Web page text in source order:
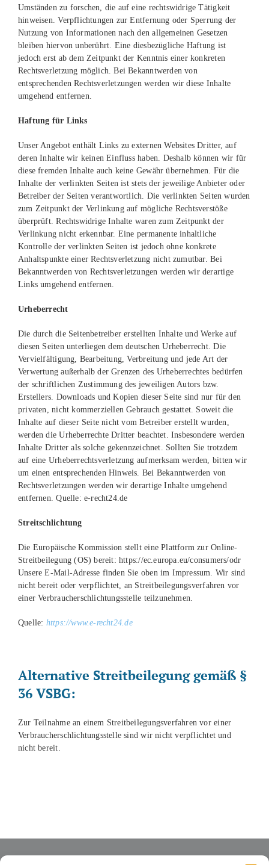
Umständen zu forschen, die auf eine rechtswidrige Tätigkeit
hinweisen. Verpflichtungen zur Entfernung oder Sperrung der
Nutzung von Informationen nach den allgemeinen Gesetzen
bleiben hiervon unberührt. Eine diesbezügliche Haftung ist
jedoch erst ab dem Zeitpunkt der Kenntnis einer konkreten
Rechtsverletzung möglich. Bei Bekanntwerden von
entsprechenden Rechtsverletzungen werden wir diese Inhalte
umgehend entfernen.
Haftung für Links
Unser Angebot enthält Links zu externen Websites Dritter, auf
deren Inhalte wir keinen Einfluss haben. Deshalb können wir für
diese fremden Inhalte auch keine Gewähr übernehmen. Für die
Inhalte der verlinkten Seiten ist stets der jeweilige Anbieter oder
Betreiber der Seiten verantwortlich. Die verlinkten Seiten wurden
zum Zeitpunkt der Verlinkung auf mögliche Rechtsverstöße
überprüft. Rechtswidrige Inhalte waren zum Zeitpunkt der
Verlinkung nicht erkennbar. Eine permanente inhaltliche
Kontrolle der verlinkten Seiten ist jedoch ohne konkrete
Anhaltspunkte einer Rechtsverletzung nicht zumutbar. Bei
Bekanntwerden von Rechtsverletzungen werden wir derartige
Links umgehend entfernen.
Urheberrecht
Die durch die Seitenbetreiber erstellten Inhalte und Werke auf
diesen Seiten unterliegen dem deutschen Urheberrecht. Die
Vervielfältigung, Bearbeitung, Verbreitung und jede Art der
Verwertung außerhalb der Grenzen des Urheberrechtes bedürfen
der schriftlichen Zustimmung des jeweiligen Autors bzw.
Erstellers. Downloads und Kopien dieser Seite sind nur für den
privaten, nicht kommerziellen Gebrauch gestattet. Soweit die
Inhalte auf dieser Seite nicht vom Betreiber erstellt wurden,
werden die Urheberrechte Dritter beachtet. Insbesondere werden
Inhalte Dritter als solche gekennzeichnet. Sollten Sie trotzdem
auf eine Urheberrechtsverletzung aufmerksam werden, bitten wir
um einen entsprechenden Hinweis. Bei Bekanntwerden von
Rechtsverletzungen werden wir derartige Inhalte umgehend
entfernen. Quelle: e-recht24.de
Streitschlichtung
Die Europäische Kommission stellt eine Plattform zur Online-
Streitbeilegung (OS) bereit: https://ec.europa.eu/consumers/odr
Unsere E-Mail-Adresse finden Sie oben im Impressum. Wir sind
nicht bereit oder verpflichtet, an Streitbeilegungsverfahren vor
einer Verbraucherschlichtungsstelle teilzunehmen.
Quelle: https://www.e-recht24.de
Alternative Streitbeilegung gemäß §
36 VSBG:
Zur Teilnahme an einem Streitbeilegungsverfahren vor einer
Verbraucherschlichtungsstelle sind wir nicht verpflichtet und
nicht bereit.